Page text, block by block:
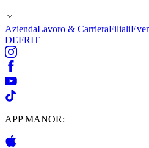
AziendaLavoro & CarrieraFiliali
DEFRIT
APP MANOR: